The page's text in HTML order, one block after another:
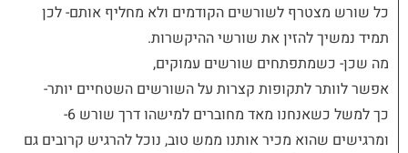
כל שורש מצטרף לשורשים הקודמים ולא מחליף אותם- לכן
תמיד נמשיך להזין את שורשי ההיקשרות.
מה שכן- כשמתפתחים שורשים עמוקים,
אפשר לוותר לתקופות קצרות על השורשים השטחיים יותר-
כך למשל כשאנחנו מאד מחוברים למישהו דרך שורש 6-
ומרגישים שהוא מכיר אותנו ממש טוב, נוכל להרגיש קרובים גם